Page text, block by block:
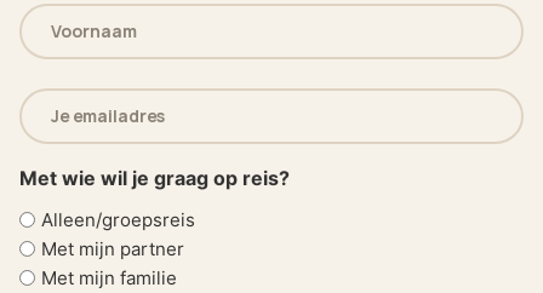
Naam
(Vereist)
E-
mailadres
(Vereist)
Met wie wil je graag op reis?
Alleen/groepsreis
Met mijn partner
Met mijn familie